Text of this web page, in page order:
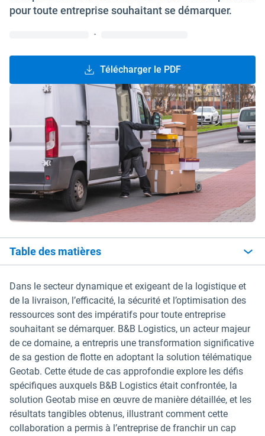
pour toute entreprise souhaitant se démarquer.
·
Télécharger le PDF
Table des matières
Dans le secteur dynamique et exigeant de la logistique et
de la livraison, l’efficacité, la sécurité et l’optimisation des
ressources sont des impératifs pour toute entreprise
souhaitant se démarquer. B&B Logistics, un acteur majeur
de ce domaine, a entrepris une transformation significative
de sa gestion de flotte en adoptant la solution télématique
Geotab. Cette étude de cas approfondie explore les défis
spécifiques auxquels B&B Logistics était confrontée, la
solution Geotab mise en œuvre de manière détaillée, et les
résultats tangibles obtenus, illustrant comment cette
collaboration a permis à l’entreprise de franchir un cap